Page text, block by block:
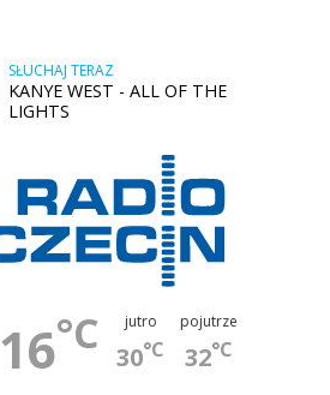
SŁUCHAJ TERAZ
KANYE WEST - ALL OF THE
LIGHTS
16°C jutro
30°C
pojutrze
32°C